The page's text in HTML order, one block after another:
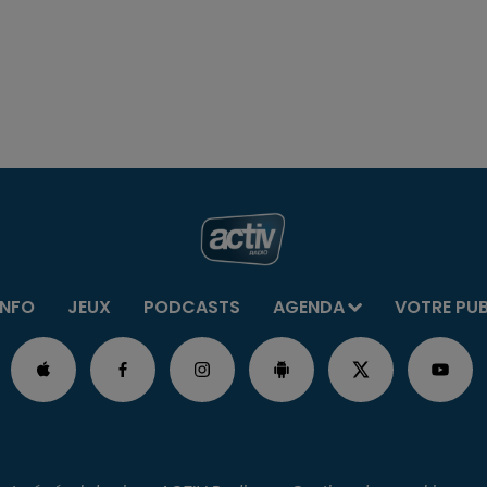
JEUX PODCASTS AGENDA VOTRE